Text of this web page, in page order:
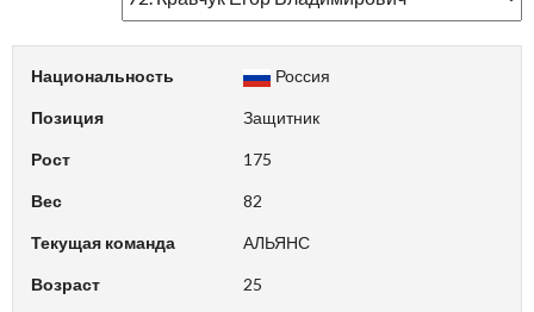
Национальность Россия
Позиция Защитник
Рост 175
Вес 82
Текущая команда АЛЬЯНС
Возраст 25